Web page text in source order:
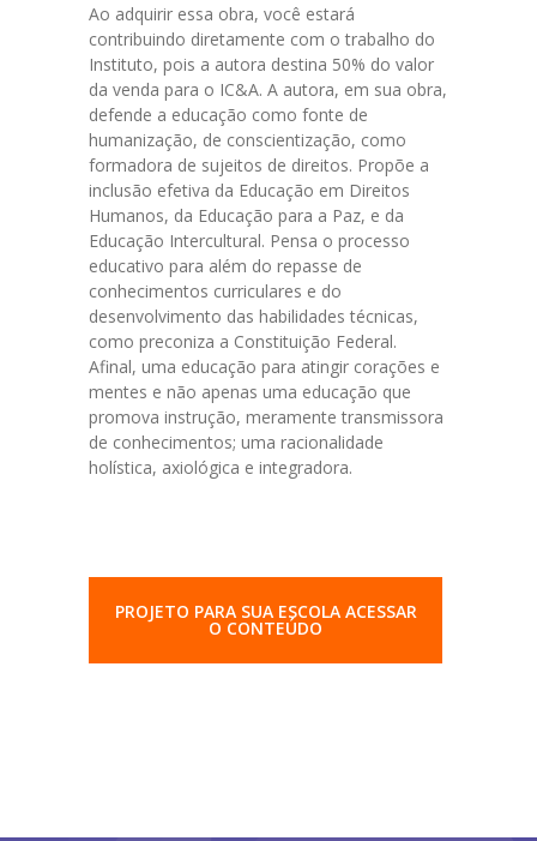
Ao adquirir essa obra, você estará
contribuindo diretamente com o trabalho do
Instituto, pois a autora destina 50% do valor
da venda para o IC&A. A autora, em sua obra,
defende a educação como fonte de
humanização, de conscientização, como
formadora de sujeitos de direitos. Propõe a
inclusão efetiva da Educação em Direitos
Humanos, da Educação para a Paz, e da
Educação Intercultural. Pensa o processo
educativo para além do repasse de
conhecimentos curriculares e do
desenvolvimento das habilidades técnicas,
como preconiza a Constituição Federal.
Afinal, uma educação para atingir corações e
mentes e não apenas uma educação que
promova instrução, meramente transmissora
de conhecimentos; uma racionalidade
holística, axiológica e integradora.
PROJETO PARA SUA ESCOLA ACESSAR
O CONTEÚDO